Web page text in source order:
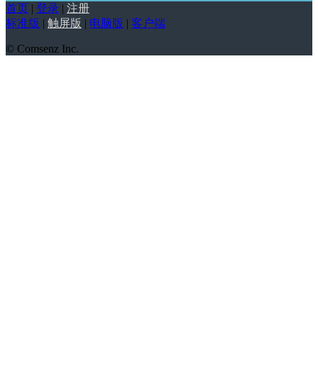
首页 | 登录 | 注册
标准版 | 触屏版 | 电脑版 | 客户端
© Comsenz Inc.